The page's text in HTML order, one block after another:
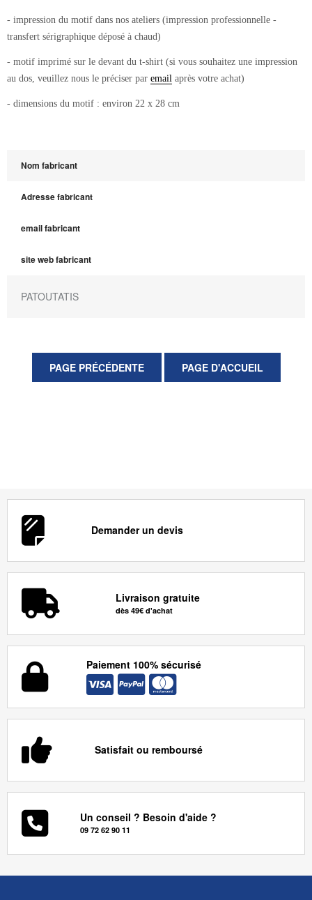
- impression du motif dans nos ateliers (impression professionnelle -
transfert sérigraphique déposé à chaud)
- motif imprimé sur le devant du t-shirt (si vous souhaitez une impression
au dos, veuillez nous le préciser par email après votre achat)
- dimensions du motif : environ 22 x 28 cm
Nom fabricant
Adresse fabricant
email fabricant
site web fabricant
PATOUTATIS
Demander un devis
Livraison gratuite
dès 49€ d'achat
Paiement 100% sécurisé
Satisfait ou remboursé
Un conseil ? Besoin d'aide ?
09 72 62 90 11